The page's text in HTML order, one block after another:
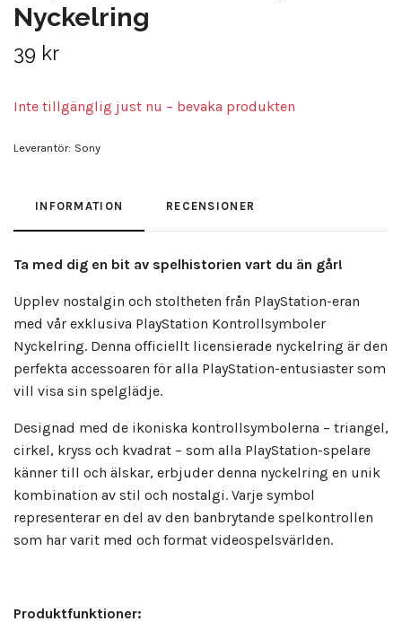
Nyckelring
39 kr
Inte tillgänglig just nu – bevaka produkten
Leverantör: Sony
INFORMATION RECENSIONER
Ta med dig en bit av spelhistorien vart du än går!
Upplev nostalgin och stoltheten från PlayStation-eran
med vår exklusiva PlayStation Kontrollsymboler
Nyckelring. Denna officiellt licensierade nyckelring är den
perfekta accessoaren för alla PlayStation-entusiaster som
vill visa sin spelglädje.
Designad med de ikoniska kontrollsymbolerna – triangel,
cirkel, kryss och kvadrat – som alla PlayStation-spelare
känner till och älskar, erbjuder denna nyckelring en unik
kombination av stil och nostalgi. Varje symbol
representerar en del av den banbrytande spelkontrollen
som har varit med och format videospelsvärlden.
Produktfunktioner: